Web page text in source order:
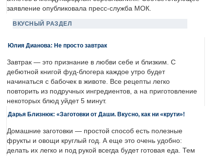
заявление опубликовала пресс-служба МОК.
ВКУСНЫЙ РАЗДЕЛ
Юлия Дианова: Не просто завтрак
Завтрак — это признание в любви себе и близким. С
дебютной книгой фуд-блогера каждое утро будет
начинаться с бабочек в животе. Все рецепты легко
повторить из подручных ингредиентов, а на приготовление
некоторых блюд уйдет 5 минут.
Дарья Близнюк: «Заготовки от Даши. Вкусно, как ни «крути»!
Домашние заготовки — простой способ есть полезные
фрукты и овощи круглый год. А еще это очень удобно:
делать их легко и под рукой всегда будет готовая еда. Тем